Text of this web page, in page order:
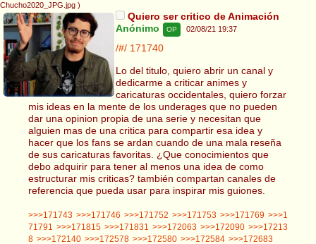
Chucho2020_JPG.jpg )
Quiero ser critico de Animación
Anónimo
OP 02/08/21 19:37
/#/ 171740
Lo del titulo, quiero abrir un canal y
dedicarme a criticar animes y
caricaturas occidentales, quiero forzar
mis ideas en la mente de los underages que no pueden
dar una opinion propia de una serie y necesitan que
alguien mas de una critica para compartir esa idea y
hacer que los fans se ardan cuando de una mala reseña
de sus caricaturas favoritas. ¿Que conocimientos que
debo adquirir para tener al menos una idea de como
estructurar mis criticas? también compartan canales de
referencia que pueda usar para inspirar mis guiones.
>>>171743 >>>171746 >>>171752 >>>171753 >>>171769 >>>1
71791
>>>171815 >>>171831 >>>172063 >>>172090 >>>17213
8 >>>172140 >>>172578 >>>172580 >>>172584 >>>172683